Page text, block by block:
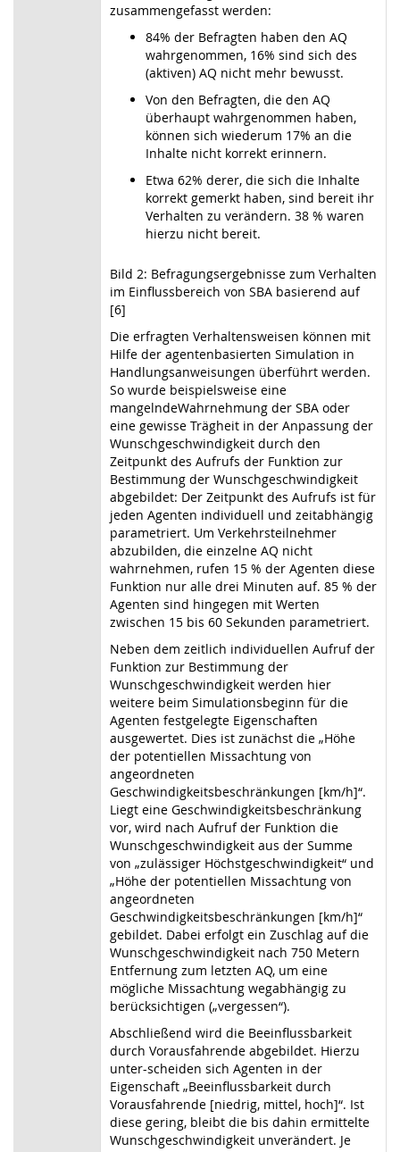
zusammengefasst werden:
84% der Befragten haben den AQ
wahrgenommen, 16% sind sich des
(aktiven) AQ nicht mehr bewusst.
Von den Befragten, die den AQ
überhaupt wahrgenommen haben,
können sich wiederum 17% an die
Inhalte nicht korrekt erinnern.
Etwa 62% derer, die sich die Inhalte
korrekt gemerkt haben, sind bereit ihr
Verhalten zu verändern. 38 % waren
hierzu nicht bereit.
Bild 2: Befragungsergebnisse zum Verhalten
im Einflussbereich von SBA basierend auf
[6]
Die erfragten Verhaltensweisen können mit
Hilfe der agentenbasierten Simulation in
Handlungsanweisungen überführt werden.
So wurde beispielsweise eine
mangelndeWahrnehmung der SBA oder
eine gewisse Trägheit in der Anpassung der
Wunschgeschwindigkeit durch den
Zeitpunkt des Aufrufs der Funktion zur
Bestimmung der Wunschgeschwindigkeit
abgebildet: Der Zeitpunkt des Aufrufs ist für
jeden Agenten individuell und zeitabhängig
parametriert. Um Verkehrsteilnehmer
abzubilden, die einzelne AQ nicht
wahrnehmen, rufen 15 % der Agenten diese
Funktion nur alle drei Minuten auf. 85 % der
Agenten sind hingegen mit Werten
zwischen 15 bis 60 Sekunden parametriert.
Neben dem zeitlich individuellen Aufruf der
Funktion zur Bestimmung der
Wunschgeschwindigkeit werden hier
weitere beim Simulationsbeginn für die
Agenten festgelegte Eigenschaften
ausgewertet. Dies ist zunächst die „Höhe
der potentiellen Missachtung von
angeordneten
Geschwindigkeitsbeschränkungen [km/h]“.
Liegt eine Geschwindigkeitsbeschränkung
vor, wird nach Aufruf der Funktion die
Wunschgeschwindigkeit aus der Summe
von „zulässiger Höchstgeschwindigkeit“ und
„Höhe der potentiellen Missachtung von
angeordneten
Geschwindigkeitsbeschränkungen [km/h]“
gebildet. Dabei erfolgt ein Zuschlag auf die
Wunschgeschwindigkeit nach 750 Metern
Entfernung zum letzten AQ, um eine
mögliche Missachtung wegabhängig zu
berücksichtigen („vergessen“).
Abschließend wird die Beeinflussbarkeit
durch Vorausfahrende abgebildet. Hierzu
unter-scheiden sich Agenten in der
Eigenschaft „Beeinflussbarkeit durch
Vorausfahrende [niedrig, mittel, hoch]“. Ist
diese gering, bleibt die bis dahin ermittelte
Wunschgeschwindigkeit unverändert. Je